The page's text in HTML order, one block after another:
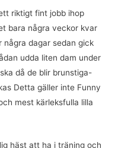
riktigt fint jobb ihop
bara några veckor kvar
några dagar sedan gick
udda liten dam under
då de blir brunstiga-
Detta gäller inte Funny
mest kärleksfulla lilla
häst att ha i träning och